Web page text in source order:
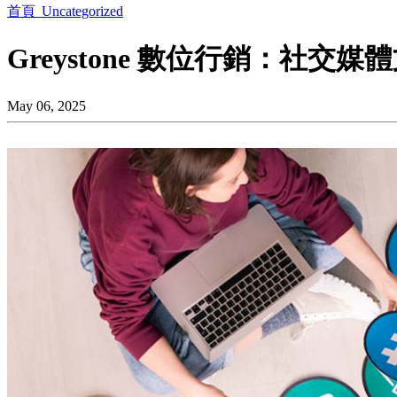
首頁 Uncategorized
Greystone 數位行銷：社交媒
May 06, 2025